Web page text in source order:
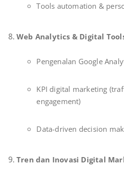
Tools automation &
Web Analytics & Digital
Pengenalan Google
KPI digital marketing
engagement)
Data-driven decision
Tren dan Inovasi Digital